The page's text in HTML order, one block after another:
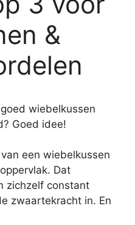
&
wiebelkussen
Goed idee!
een wiebelkussen
Dat
zichzelf constant
zwaartekracht in. En